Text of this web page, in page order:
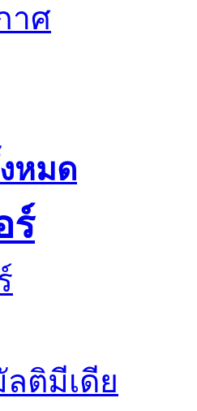
าศ
หมด
ร์
ติมีเดีย